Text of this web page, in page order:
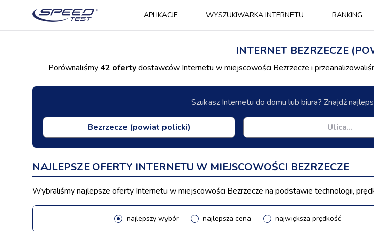
APLIKACJE WYSZUKIWARKA INTERNETU RANKING
INTERNET BEZRZECZE
Porównaliśmy 42 ofertydostawców Internetu w miejscowości Bezrzecze i
Szukasz Internetu do domu lub biura? Znajdź
NAJLEPSZE OFERTY INTERNETU W MIEJSCOWOŚCI BEZRZECZE
Wybraliśmy najlepsze oferty Internetu w miejscowości Bezrzecze na podstawie technologii,
najlepszy wybór najlepsza cena największa prędkość